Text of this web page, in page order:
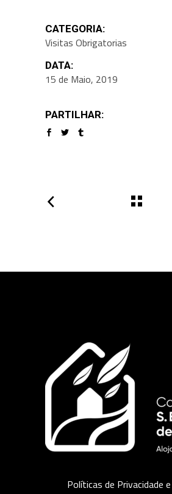
CATEGORIA:
Visitas Obrigatorias
DATA:
15 de Maio, 2019
PARTILHAR:
Políticas de Privacidade